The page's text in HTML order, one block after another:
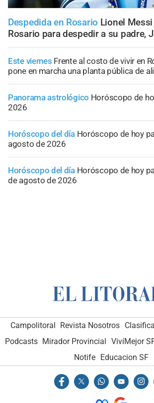
Despedida en Rosario Lionel
Rosario para despedir a su padre,
Este viernes Frente al costo de vivir en
pone en marcha una planta pública de
Panorama astrológico Horóscopo de
2026
Horóscopo del día Horóscopo de hoy
agosto de 2026
Horóscopo del día Horóscopo de hoy
de agosto de 2026
Campolitoral Revista Nosotros
Podcasts Mirador Provincial VivíMejor
Notife Educacion SF